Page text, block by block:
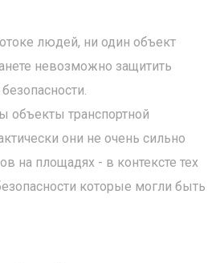
людей, ни один объект
невозможно защитить
транспортной
они не очень сильно
на площадях - в контексте тех
которые могли быть